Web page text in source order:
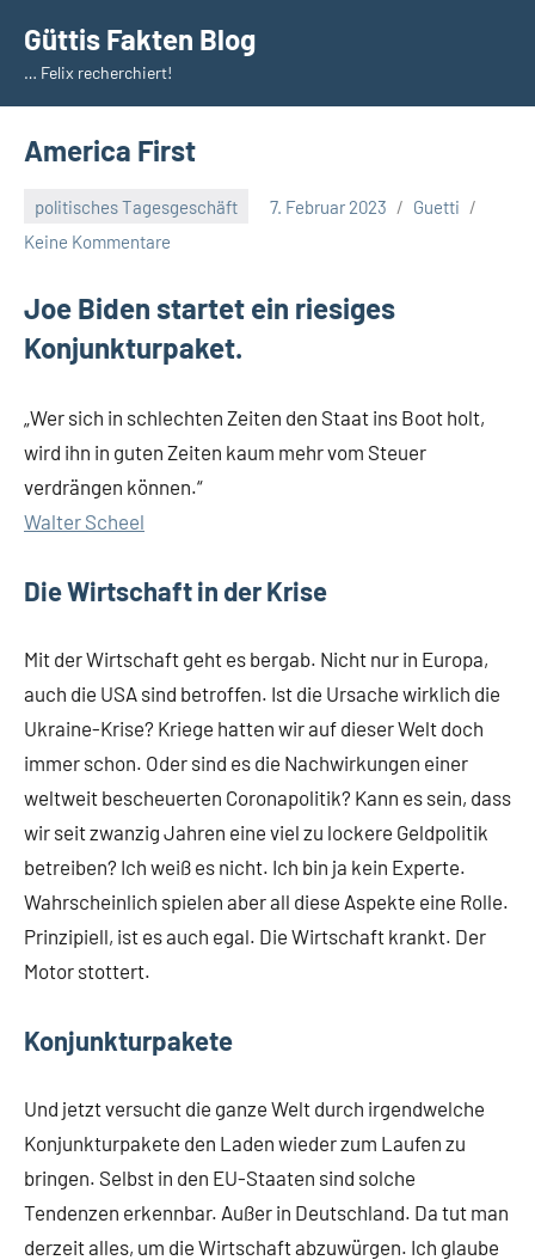
Inhalt
springen
Güttis Fakten Blog
… Felix recherchiert!
America First
politisches Tagesgeschäft 7. Februar 2023
Guetti
Keine Kommentare
Joe Biden startet ein riesiges
Konjunkturpaket.
„Wer sich in schlechten Zeiten den Staat ins Boot holt,
wird ihn in guten Zeiten kaum mehr vom Steuer
verdrängen können.“
Walter Scheel
Die Wirtschaft in der Krise
Mit der Wirtschaft geht es bergab. Nicht nur in Europa,
auch die USA sind betroffen. Ist die Ursache wirklich die
Ukraine-Krise? Kriege hatten wir auf dieser Welt doch
immer schon. Oder sind es die Nachwirkungen einer
weltweit bescheuerten Coronapolitik? Kann es sein, dass
wir seit zwanzig Jahren eine viel zu lockere Geldpolitik
betreiben? Ich weiß es nicht. Ich bin ja kein Experte.
Wahrscheinlich spielen aber all diese Aspekte eine Rolle.
Prinzipiell, ist es auch egal. Die Wirtschaft krankt. Der
Motor stottert.
Konjunkturpakete
Und jetzt versucht die ganze Welt durch irgendwelche
Konjunkturpakete den Laden wieder zum Laufen zu
bringen. Selbst in den EU-Staaten sind solche
Tendenzen erkennbar. Außer in Deutschland. Da tut man
derzeit alles, um die Wirtschaft abzuwürgen. Ich glaube